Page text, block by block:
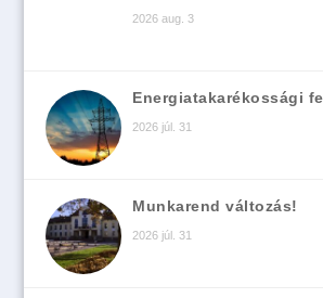
2026 aug. 3
Energiatakarékossági
2026 júl. 31
Munkarend változás!
2026 júl. 31